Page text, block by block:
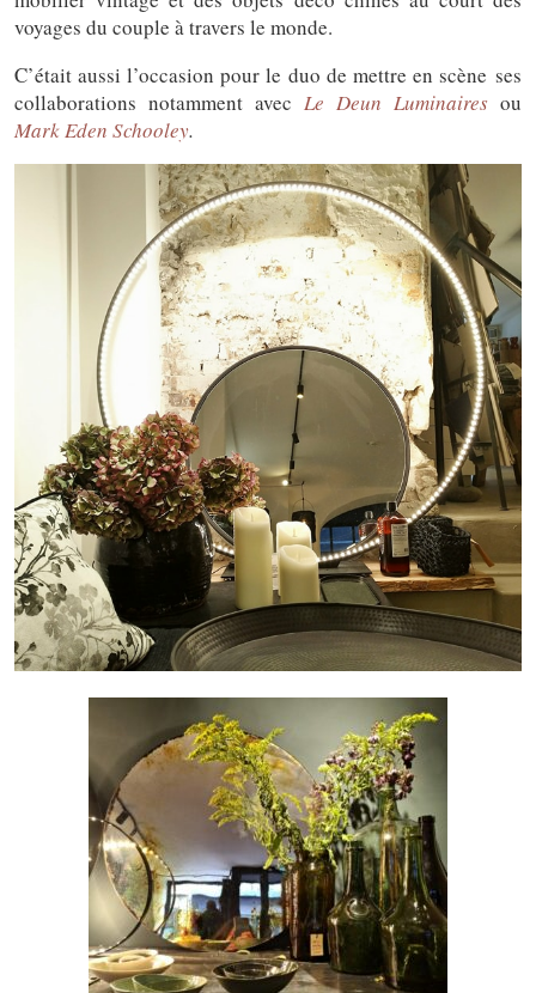
voyages du couple à travers le monde.
C’était aussi l’occasion pour le duo de mettre en scène ses
collaborations notamment avec Le Deun Luminaires ou
Mark Eden Schooley.